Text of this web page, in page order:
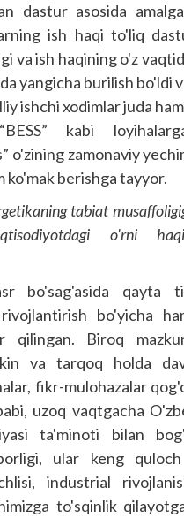
dastur asosida
ish haqi to'liq
va ish haqining o'z
yangicha burilish bo'ldi
ishchi xodimlar juda
kabi
o'zining zamonaviy
ko'mak berishga tayyor.
tabiat
o'rni
bo'sag'asida qayta
bo'yicha
qilingan. Biroq
va tarqoq holda
fikr-mulohazalar
uzoq vaqtgacha
ta'minoti bilan
ular keng
industrial
to'sqinlik